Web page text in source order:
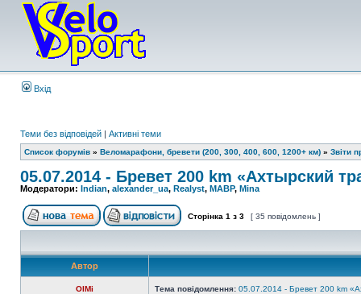
Вхід
Теми без відповідей | Активні теми
Список форумів » Веломарафони, бревети (200, 300, 400, 600, 1200+ км) » Звіти
05.07.2014 - Бревет 200 km «Ахтырский
Модератори: Indian, alexander_ua, Realyst, MABP, Mina
Сторінка 1 з 3 [ 35 повідомлень ]
Автор
OlMi Тема повідомлення: 05.07.2014 - Бревет 200 km